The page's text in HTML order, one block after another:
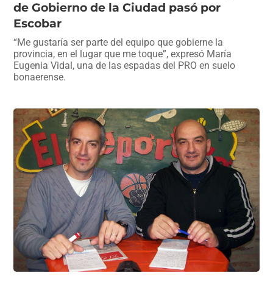
de Gobierno de la Ciudad pasó por
Escobar
“Me gustaría ser parte del equipo que gobierne la
provincia, en el lugar que me toque”, expresó María
Eugenia Vidal, una de las espadas del PRO en suelo
bonaerense.